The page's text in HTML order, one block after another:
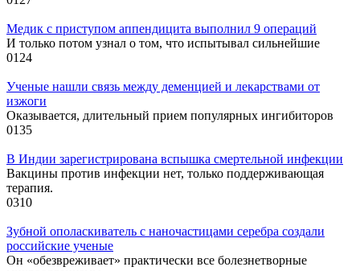
Медик с приступом аппендицита выполнил 9 операций
И только потом узнал о том, что испытывал сильнейшие
0124
Ученые нашли связь между деменцией и лекарствами от
изжоги
Оказывается, длительный прием популярных ингибиторов
0135
В Индии зарегистрирована вспышка смертельной инфекции
Вакцины против инфекции нет, только поддерживающая
терапия.
0310
Зубной ополаскиватель с наночастицами серебра создали
российские ученые
Он «обезвреживает» практически все болезнетворные